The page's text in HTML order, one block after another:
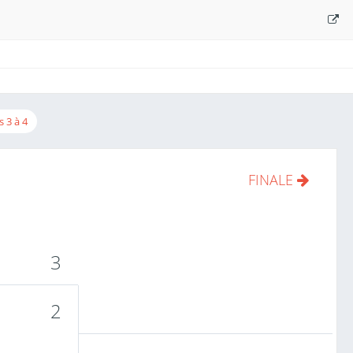
3 à 4
FINALE
3
2